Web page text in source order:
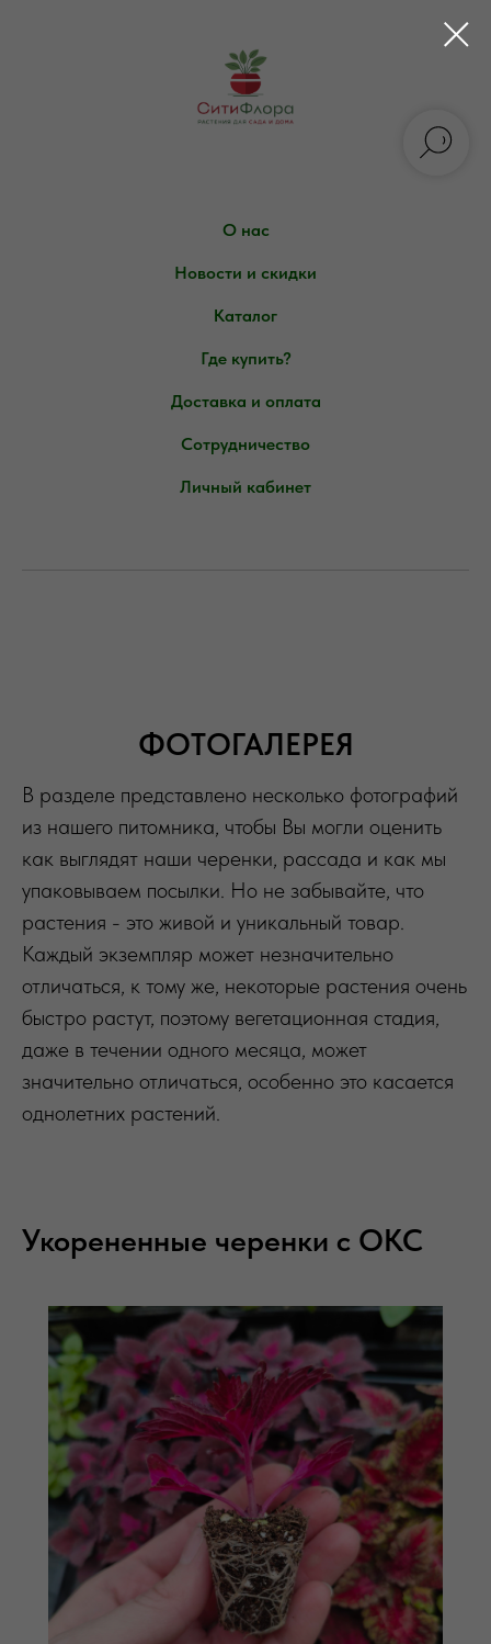
О нас
Новости и скидки
Каталог
Где купить?
Доставка и оплата
Сотрудничество
Личный кабинет
ФОТОГАЛЕРЕЯ
В разделе представлено несколько фотографий
из нашего питомника, чтобы Вы могли оценить
как выглядят наши черенки, рассада и как мы
упаковываем посылки. Но не забывайте, что
растения - это живой и уникальный товар.
Каждый экземпляр может незначительно
отличаться, к тому же, некоторые растения очень
быстро растут, поэтому вегетационная стадия,
даже в течении одного месяца, может
значительно отличаться, особенно это касается
однолетних растений.
Укорененные черенки с ОКС